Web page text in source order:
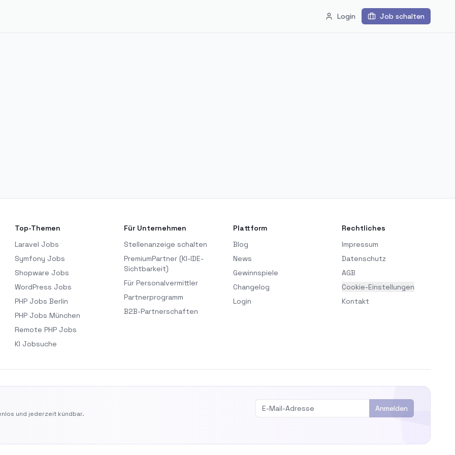
Login Job schalten
Top-Themen
Laravel Jobs
Symfony Jobs
Shopware Jobs
WordPress Jobs
PHP Jobs Berlin
PHP Jobs München
Remote PHP Jobs
KI Jobsuche
Für Unternehmen
Stellenanzeige schalten
PremiumPartner (KI-IDE-
Sichtbarkeit)
Für Personalvermittler
Partnerprogramm
B2B-Partnerschaften
Plattform
Blog
News
Gewinnspiele
Changelog
Login
Rechtliches
Impressum
Datenschutz
AGB
Cookie-Einstellungen
Kontakt
und jederzeit kündbar.
Anmelden